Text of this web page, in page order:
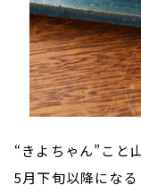
“きよちゃん”こと
5月下旬以降になる